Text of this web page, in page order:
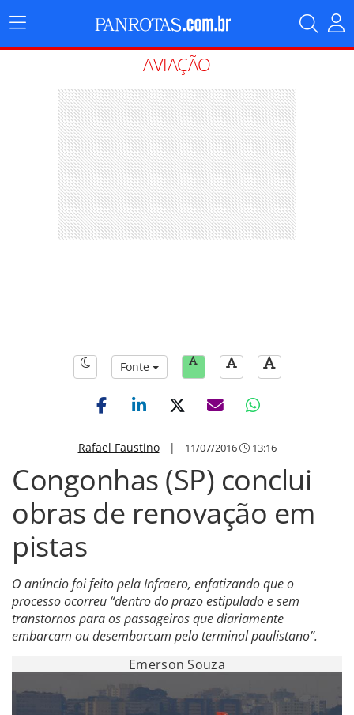
Menu
Principal
AVIAÇÃO
Fonte
Rafael Faustino| 11/07/2016 13:16
Congonhas (SP) conclui
obras de renovação em
pistas
O anúncio foi feito pela Infraero, enfatizando que o
processo ocorreu “dentro do prazo estipulado e sem
transtornos para os passageiros que diariamente
embarcam ou desembarcam pelo terminal paulistano”.
Emerson Souza